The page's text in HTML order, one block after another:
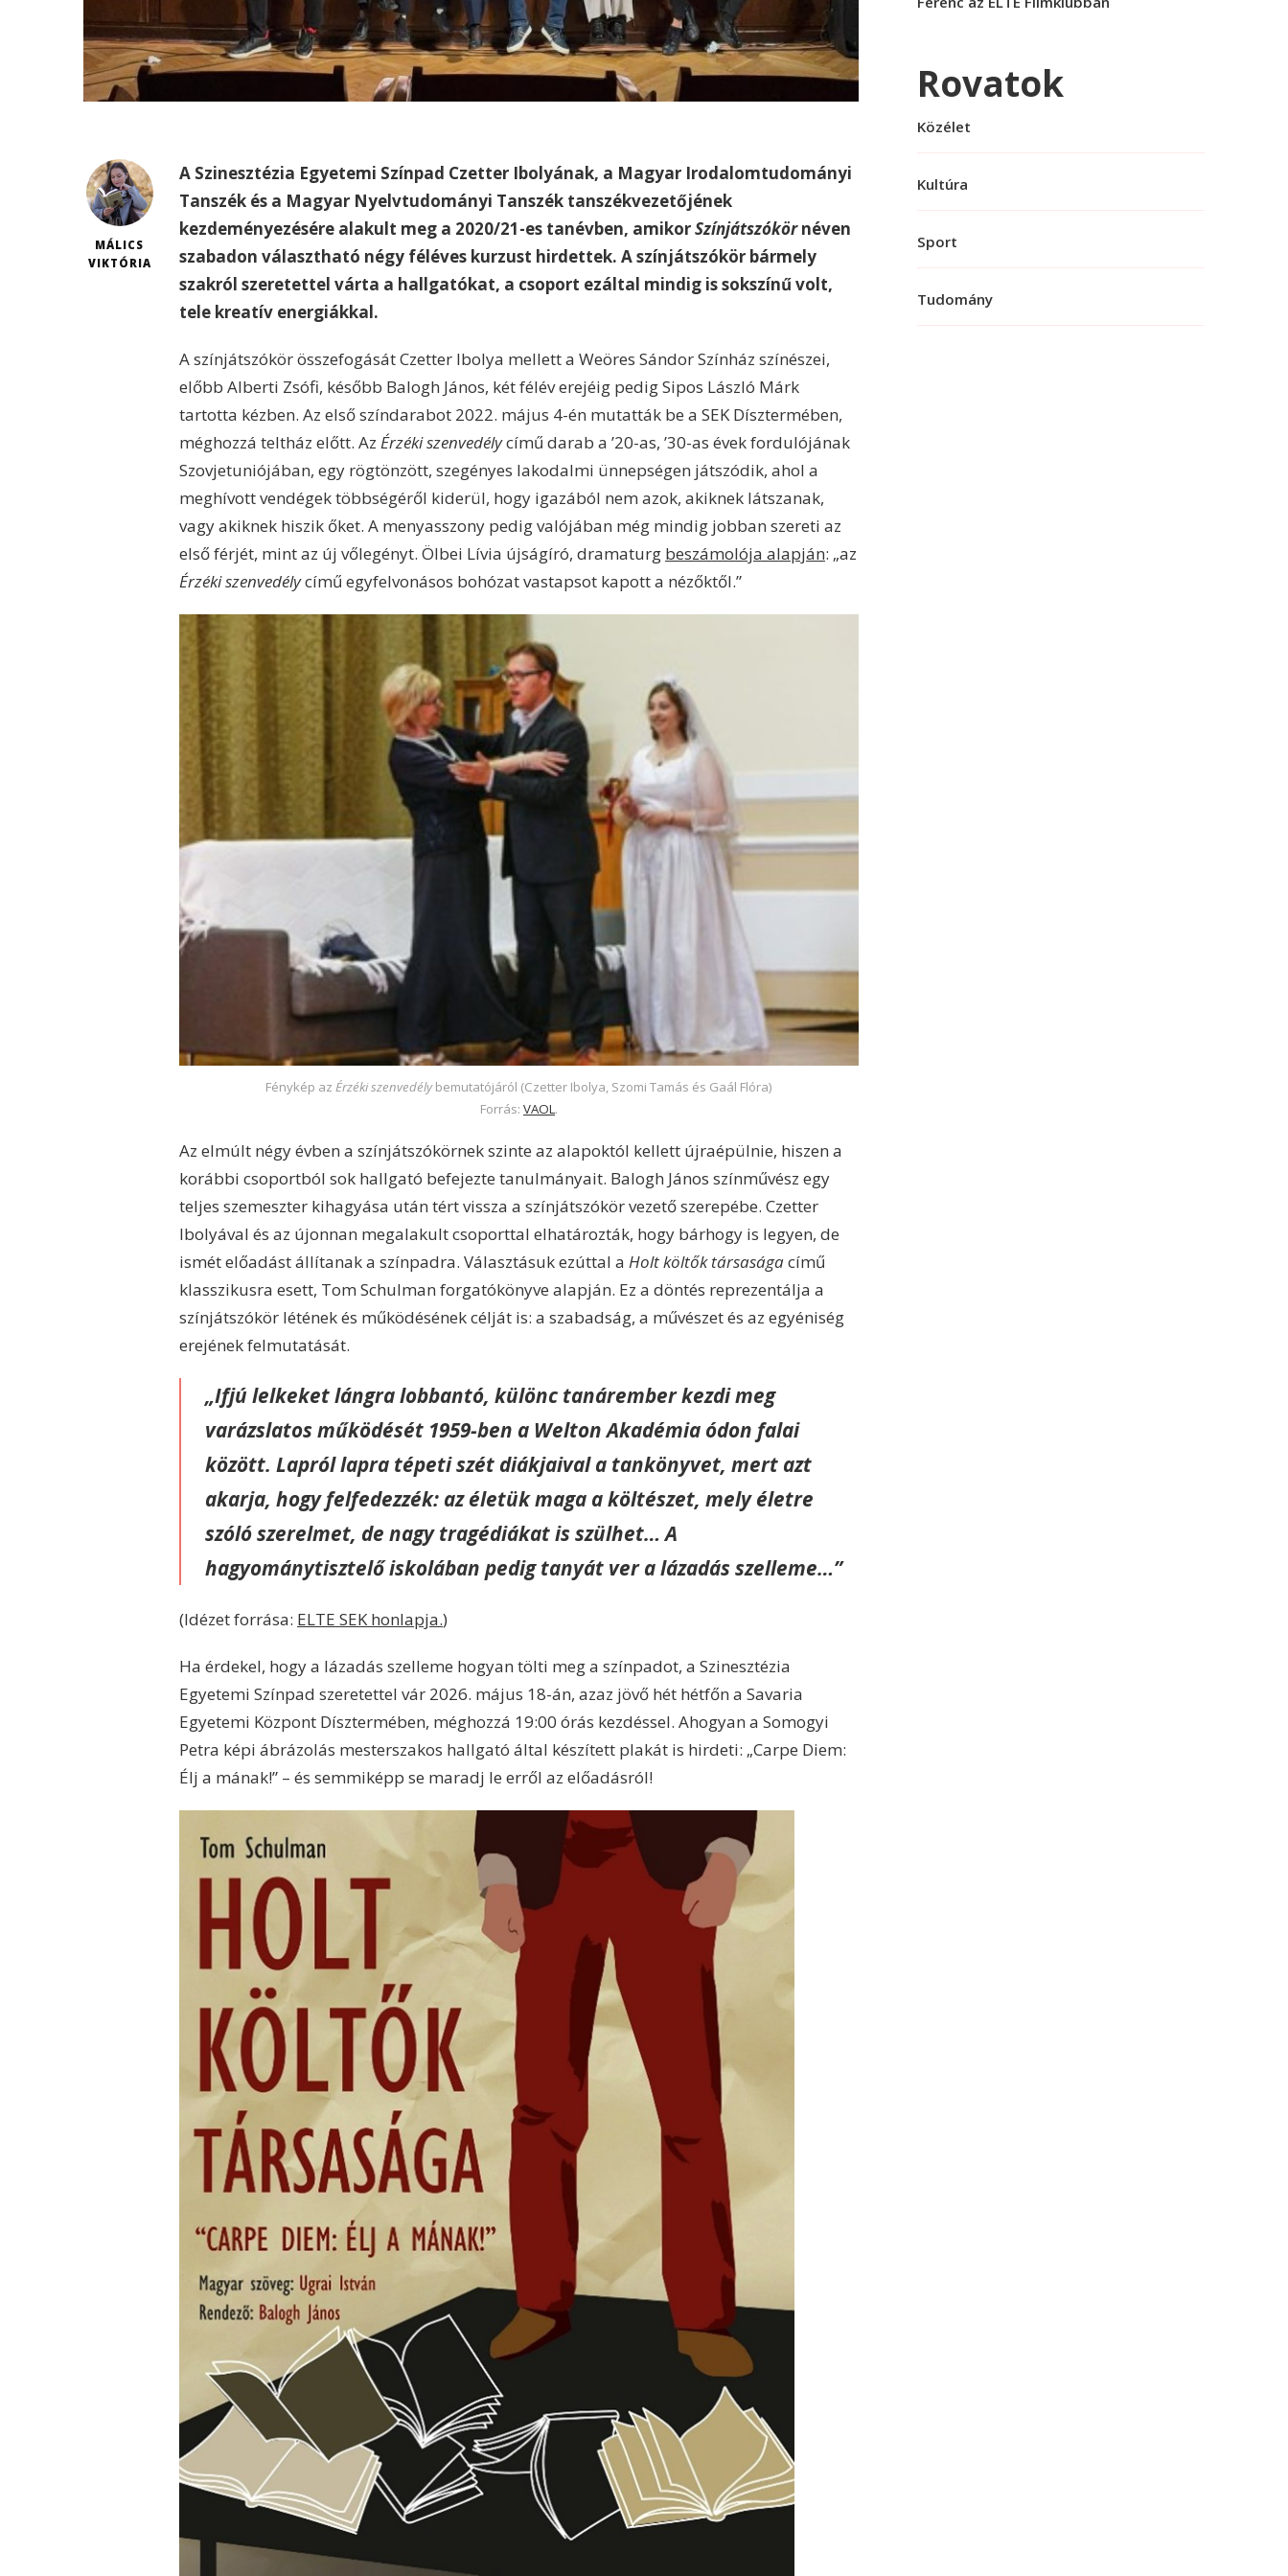
MÁLICS
VIKTÓRIA
A Szinesztézia Egyetemi Színpad Czetter Ibolyának, a Magyar Irodalomtudományi
Tanszék és a Magyar Nyelvtudományi Tanszék tanszékvezetőjének
kezdeményezésére alakult meg a 2020/21-es tanévben, amikorSzínjátszókörnéven
szabadon választható négy féléves kurzust hirdettek. A színjátszókör bármely
szakról szeretettel várta a hallgatókat, a csoport ezáltal mindig is sokszínű volt,
tele kreatív energiákkal.
A színjátszókör összefogását Czetter Ibolya mellett a Weöres Sándor Színház színészei,
előbb Alberti Zsófi, később Balogh János, két félév erejéig pedig Sipos László Márk
tartotta kézben. Az első színdarabot 2022. május 4-én mutatták be a SEK Dísztermében,
méghozzá teltház előtt. Az Érzéki szenvedélycímű darab a ’20-as, ’30-as évek fordulójának
Szovjetuniójában, egy rögtönzött, szegényes lakodalmi ünnepségen játszódik, ahol a
meghívott vendégek többségéről kiderül, hogy igazából nem azok, akiknek látszanak,
vagy akiknek hiszik őket. A menyasszony pedig valójában még mindig jobban szereti az
első férjét, mint az új vőlegényt. Ölbei Lívia újságíró, dramaturg beszámolója alapján: „az
Érzéki szenvedélycímű egyfelvonásos bohózat vastapsot kapott a nézőktől.”
Fénykép az Érzéki szenvedélybemutatójáról (Czetter Ibolya, Szomi Tamás és Gaál Flóra)
Forrás: VAOL.
Az elmúlt négy évben a színjátszókörnek szinte az alapoktól kellett újraépülnie, hiszen a
korábbi csoportból sok hallgató befejezte tanulmányait. Balogh János színművész egy
teljes szemeszter kihagyása után tért vissza a színjátszókör vezető szerepébe. Czetter
Ibolyával és az újonnan megalakult csoporttal elhatározták, hogy bárhogy is legyen, de
ismét előadást állítanak a színpadra. Választásuk ezúttal a Holt költők társaságacímű
klasszikusra esett, Tom Schulman forgatókönyve alapján. Ez a döntés reprezentálja a
színjátszókör létének és működésének célját is: a szabadság, a művészet és az egyéniség
erejének felmutatását.
„Ifjú lelkeket lángra lobbantó, különc tanárember kezdi meg
varázslatos működését 1959-ben a Welton Akadémia ódon falai
között. Lapról lapra tépeti szét diákjaival a tankönyvet, mert azt
akarja, hogy felfedezzék: az életük maga a költészet, mely életre
szóló szerelmet, de nagy tragédiákat is szülhet… A
hagyománytisztelő iskolában pedig tanyát ver a lázadás szelleme…”
(Idézet forrása: ELTE SEK honlapja.)
Ha érdekel, hogy a lázadás szelleme hogyan tölti meg a színpadot, a Szinesztézia
Egyetemi Színpad szeretettel vár 2026. május 18-án, azaz jövő hét hétfőn a Savaria
Egyetemi Központ Dísztermében, méghozzá 19:00 órás kezdéssel. Ahogyan a Somogyi
Petra képi ábrázolás mesterszakos hallgató által készített plakát is hirdeti: „Carpe Diem:
Élj a mának!” – és semmiképp se maradj le erről az előadásról!
Rovatok
Közélet
Kultúra
Sport
Tudomány